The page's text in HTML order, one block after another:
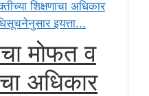
मोफत व
अधिकार